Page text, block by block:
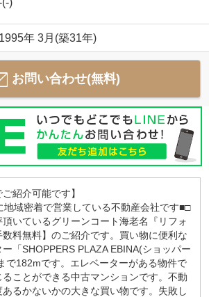
1995年 3月(築31年)
お問い合わせ(無料)
紹介可能です】
地域密着で営業している不動産会社です■□
いているグリーンコート海老名『リフォ
料無料】のご紹介です。買い物に便利な
「SHOPPERS PLAZA EBINA(ショッパー
で182mです。エレベーターがある物件で
ことができる中古マンションです。不動
るかないかの大きな買い物です。失敗し